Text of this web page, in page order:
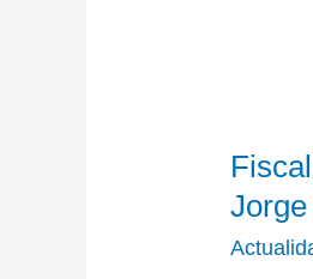
abre
nueva